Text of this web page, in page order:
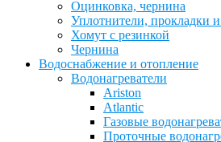
Оцинковка, чернина
Уплотнители, прокладки и
Хомут с резинкой
Чернина
Водоснабжение и отопление
Водонагреватели
Ariston
Atlantic
Газовые
Проточные